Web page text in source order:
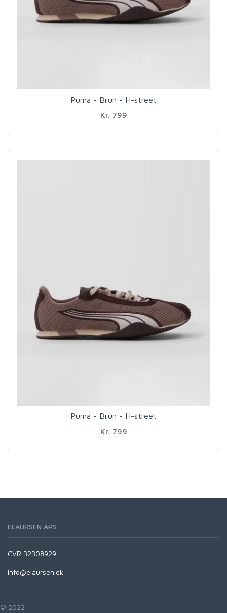
Puma - Brun - H-street
Kr. 799
Puma - Brun - H-street
Kr. 799
ELAURSEN APS
CVR 32308929
info@elaursen.dk
© 2022